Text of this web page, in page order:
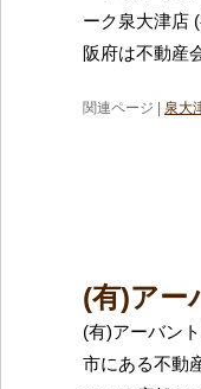
ーク泉大津店
阪府は不動産
関連ページ | 泉大
(有)アー
(有)アーバン
市にある不動